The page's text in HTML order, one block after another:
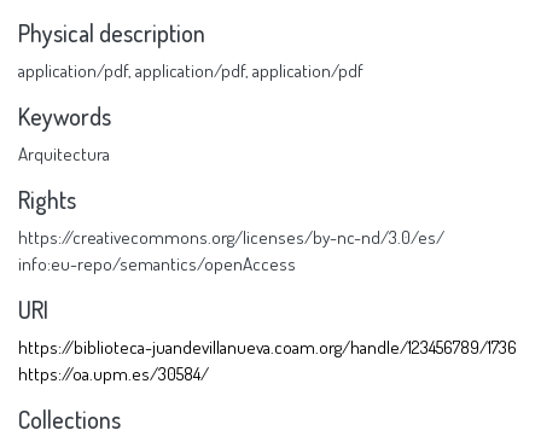
Physical description
application/pdf, application/pdf, application/pdf
Keywords
Arquitectura
Rights
https://creativecommons.org/licenses/by-nc-nd/3.0/es/
info:eu-repo/semantics/openAccess
URI
https://biblioteca-juandevillanueva.coam.org/handle/123456789/1736
https://oa.upm.es/30584/
Collections